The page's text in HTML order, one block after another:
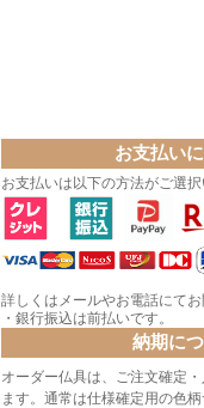
お支払い
お支払いは以下の方法がご選択
詳しくはメールやお電話にてお
・銀行振込は前払いです。
納期に
オーダー仏具は、ご注文確定
ます。通常は仕様確定用の色